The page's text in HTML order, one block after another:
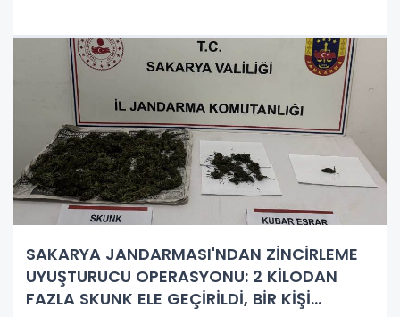
SAKARYA JANDARMASI'NDAN ZİNCİRLEME
UYUŞTURUCU OPERASYONU: 2 KİLODAN
FAZLA SKUNK ELE GEÇİRİLDİ, BİR KİŞİ